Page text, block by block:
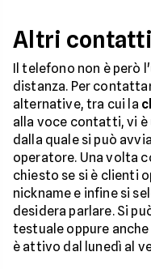
Altri
Il telefono non è però
distanza. Per
alternative, tra cui la
alla voce contatti, vi è
dalla quale si può
operatore. Una volta
chiesto se si è clienti
nickname e infine si
desidera parlare. Si
testuale oppure
è attivo dal lunedì al